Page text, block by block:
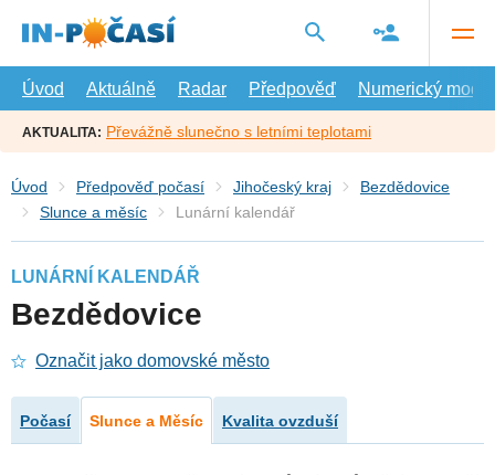
hlavní
Úvod
Aktuálně Radar Předpověď Numerický model
AKTUALITA: Převážně slunečno s letními teplotami
Úvod Předpověď počasí Jihočeský kraj
Bezdědovice
Slunce a měsíc
Lunární kalendář
LUNÁRNÍ KALENDÁŘ
Bezdědovice
Označit jako domovské město
Počasí Slunce a Měsíc Kvalita ovzduší